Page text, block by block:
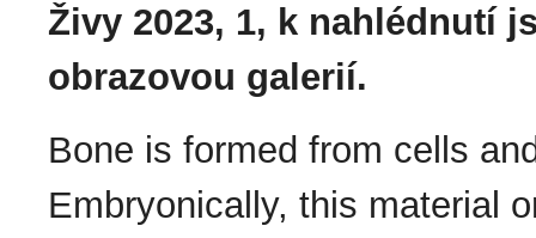
Živy 2023, 1, k nahlédnutí
obrazovou galerií.
Bone is formed from cells
Embryonically, this material